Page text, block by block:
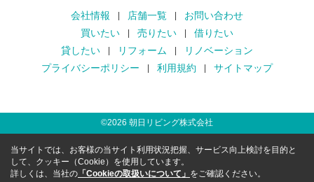
会社情報 店舗一覧
お問い合わせ
買いたい
売りたい
借りたい
貸したい
リフォーム
リノベーション
プライバシーポリシー
利用規約 サイトマップ
©2026 朝日リビング株式会社
当サイトでは、お客様の当サイト利用状況把握、サービス向上検討を目的と
して、クッキー（Cookie）を使用しています。
詳しくは、当社の 「Cookieの取扱いについて」 をご確認ください。